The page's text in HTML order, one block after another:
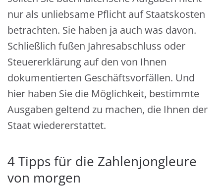
nur als unliebsame Pflicht auf Staatskosten
betrachten. Sie haben ja auch was davon.
Schließlich fußen Jahresabschluss oder
Steuererklärung auf den von Ihnen
dokumentierten Geschäftsvorfällen. Und
hier haben Sie die Möglichkeit, bestimmte
Ausgaben geltend zu machen, die Ihnen der
Staat wiedererstattet.
4 Tipps für die Zahlenjongleure
von morgen